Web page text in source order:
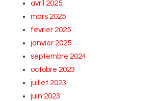
avril 2025
mars 2025
février 2025
janvier 2025
septembre 2024
octobre 2023
juillet 2023
juin 2023